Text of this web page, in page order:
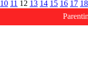
10 11 12 13 14 15 16 17 18